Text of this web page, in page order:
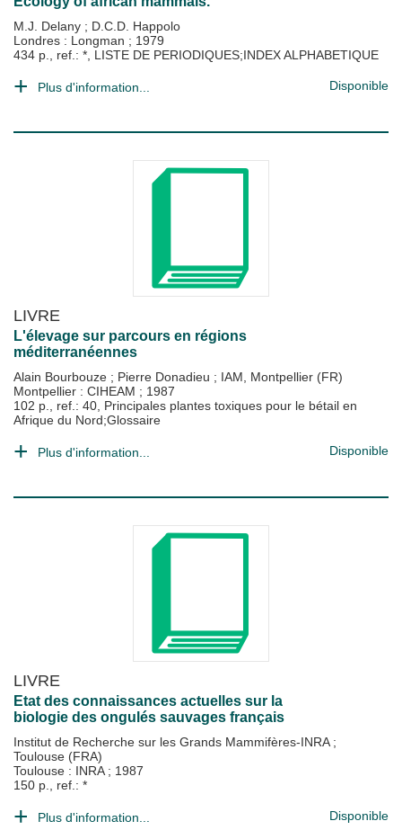
M.J. Delany ; D.C.D. Happolo
Londres : Longman ; 1979
434 p., ref.: *, LISTE DE PERIODIQUES;INDEX ALPHABETIQUE
Plus d'information... Disponible
LIVRE
L'élevage sur parcours en régions
méditerranéennes
Alain Bourbouze ; Pierre Donadieu ; IAM, Montpellier (FR)
Montpellier : CIHEAM ; 1987
102 p., ref.: 40, Principales plantes toxiques pour le bétail en
Afrique du Nord;Glossaire
Plus d'information... Disponible
LIVRE
Etat des connaissances actuelles sur la
biologie des ongulés sauvages français
Institut de Recherche sur les Grands Mammifères-INRA ;
Toulouse (FRA)
Toulouse : INRA ; 1987
150 p., ref.: *
Plus d'information... Disponible